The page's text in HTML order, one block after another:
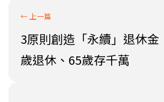
3原則創造「永續」退休金
歲退休、65歲存千萬